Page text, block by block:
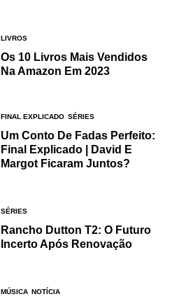
LIVROS
Os 10 Livros Mais Vendidos
Na Amazon Em 2023
FINAL EXPLICADO SÉRIES
Um Conto De Fadas Perfeito:
Final Explicado | David E
Margot Ficaram Juntos?
SÉRIES
Rancho Dutton T2: O Futuro
Incerto Após Renovação
MÚSICA NOTÍCIA